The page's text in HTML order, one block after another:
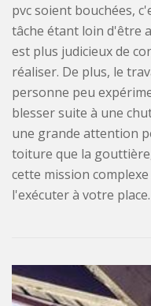
pvc soient bouchées,
tâche étant loin d'être
est plus judicieux de
réaliser. De plus, le
personne peu
blesser suite à une
une grande attention
toiture que la
cette mission
l'exécuter à votre place.